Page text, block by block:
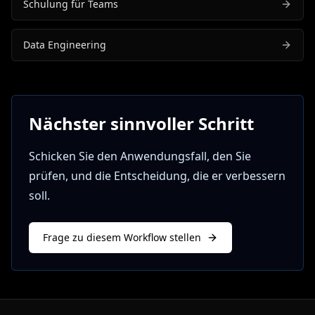
Schulung für Teams
Data Engineering
Nächster sinnvoller Schritt
Schicken Sie den Anwendungsfall, den Sie
prüfen, und die Entscheidung, die er verbessern
soll.
Frage zu diesem Workflow stellen